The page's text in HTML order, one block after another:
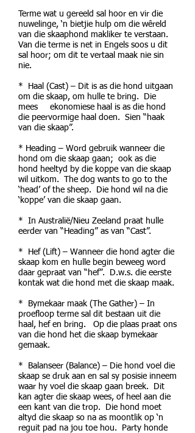
Terme wat u gereeld sal hoor en vir die
nuwelinge, ‘n bietjie hulp om die wêreld
van die skaaphond makliker te verstaan.
Van die terme is net in Engels soos u dit
sal hoor; om dit te vertaal maak nie sin
nie.
* Haal (Cast) – Dit is as die hond uitgaan
om die skaap, om hulle te bring. Die
mees ekonomiese haal is as die hond
die peervormige haal doen. Sien “haak
van die skaap”.
* Heading – Word gebruik wanneer die
hond om die skaap gaan; ook as die
hond heeltyd by die koppe van die skaap
wil uitkom. The dog wants to go to the
‘head’ of the sheep. Die hond wil na die
‘koppe’ van die skaap gaan.
* In Australië/Nieu Zeeland praat hulle
eerder van “Heading” as van “Cast”.
* Hef (Lift) – Wanneer die hond agter die
skaap kom en hulle begin beweeg word
daar gepraat van “hef”. D.w.s. die eerste
kontak wat die hond met die skaap maak.
* Bymekaar maak (The Gather) – In
proefloop terme sal dit bestaan uit die
haal, hef en bring. Op die plaas praat ons
van die hond het die skaap bymekaar
gemaak.
* Balanseer (Balance) – Die hond voel die
skaap se druk aan en sal sy posisie inneem
waar hy voel die skaap gaan breek. Dit
kan agter die skaap wees, of heel aan die
een kant van die trop. Die hond moet
altyd die skaap so na as moontlik op ‘n
reguit pad na jou toe hou. Party honde